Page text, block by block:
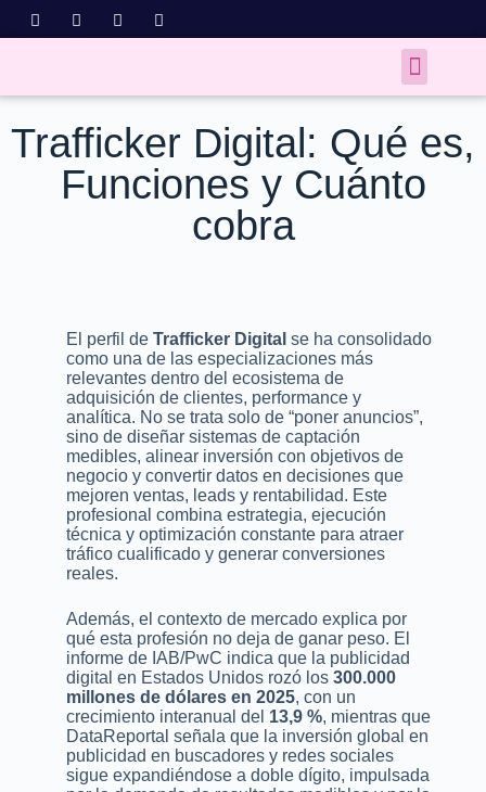
Trafficker Digital: Qué es,
Funciones y Cuánto
cobra
El perfil de Trafficker Digital se ha consolidado
como una de las especializaciones más
relevantes dentro del ecosistema de
adquisición de clientes, performance y
analítica. No se trata solo de “poner anuncios”,
sino de diseñar sistemas de captación
medibles, alinear inversión con objetivos de
negocio y convertir datos en decisiones que
mejoren ventas, leads y rentabilidad. Este
profesional combina estrategia, ejecución
técnica y optimización constante para atraer
tráfico cualificado y generar conversiones
reales.
Además, el contexto de mercado explica por
qué esta profesión no deja de ganar peso. El
informe de IAB/PwC indica que la publicidad
digital en Estados Unidos rozó los 300.000
millones de dólares en 2025, con un
crecimiento interanual del 13,9 %, mientras que
DataReportal señala que la inversión global en
publicidad en buscadores y redes sociales
sigue expandiéndose a doble dígito, impulsada